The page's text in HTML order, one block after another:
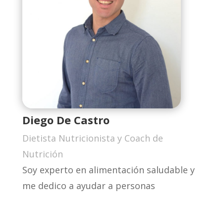
Diego De Castro
Dietista Nutricionista y Coach de
Nutrición
Soy experto en alimentación saludable y
me dedico a ayudar a personas